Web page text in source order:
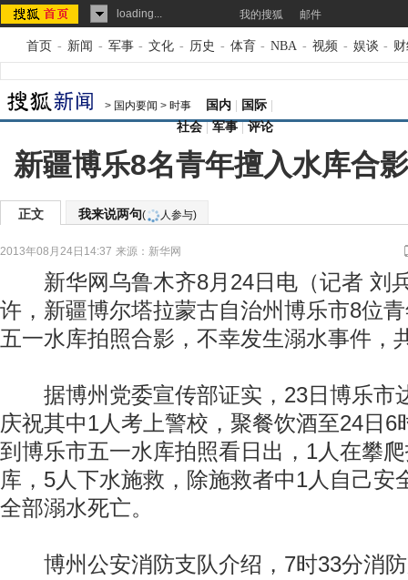
loading... 我的搜狐 邮件
首页 - 新闻 - 军事 - 文化 - 历史 - 体育 - NBA - 视频 - 娱谈 -
> 国内要闻 > 时事 国内 国际
社会
军事 评论
新疆博乐8名青年擅入水库合
正文 我来说两句( 人参与)
2013年08月24日14:37 来源： 新华网
新华网乌鲁木齐8月24日电（记者 刘
许，新疆博尔塔拉蒙古自治州博乐市8位
五一水库拍照合影，不幸发生溺水事件，
据博州党委宣传部证实，23日博乐市
庆祝其中1人考上警校，聚餐饮酒至24日6
到博乐市五一水库拍照看日出，1人在攀
库，5人下水施救，除施救者中1人自己安
全部溺水死亡。
博州公安消防支队介绍，7时33分消防